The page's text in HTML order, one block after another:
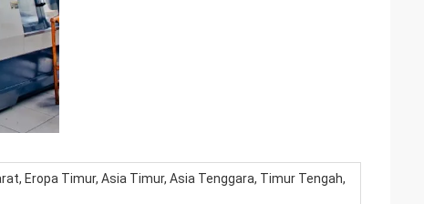
Eropa Timur, Asia Timur, Asia Tenggara, Timur Tengah,